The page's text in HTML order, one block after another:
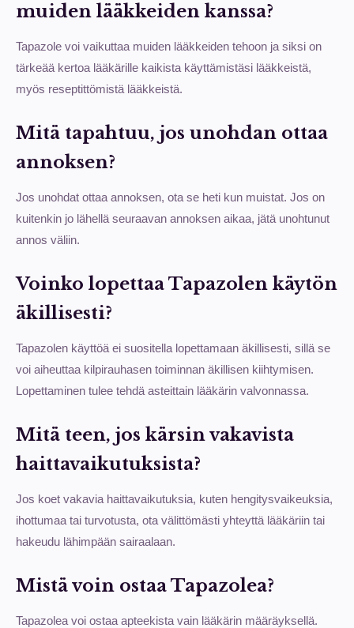
muiden lääkkeiden kanssa?
Tapazole voi vaikuttaa muiden lääkkeiden tehoon ja siksi on
tärkeää kertoa lääkärille kaikista käyttämistäsi lääkkeistä,
myös reseptittömistä lääkkeistä.
Mitä tapahtuu, jos unohdan ottaa
annoksen?
Jos unohdat ottaa annoksen, ota se heti kun muistat. Jos on
kuitenkin jo lähellä seuraavan annoksen aikaa, jätä unohtunut
annos väliin.
Voinko lopettaa Tapazolen käytön
äkillisesti?
Tapazolen käyttöä ei suositella lopettamaan äkillisesti, sillä se
voi aiheuttaa kilpirauhasen toiminnan äkillisen kiihtymisen.
Lopettaminen tulee tehdä asteittain lääkärin valvonnassa.
Mitä teen, jos kärsin vakavista
haittavaikutuksista?
Jos koet vakavia haittavaikutuksia, kuten hengitysvaikeuksia,
ihottumaa tai turvotusta, ota välittömästi yhteyttä lääkäriin tai
hakeudu lähimpään sairaalaan.
Mistä voin ostaa Tapazolea?
Tapazolea voi ostaa apteekista vain lääkärin määräyksellä.